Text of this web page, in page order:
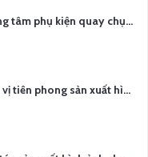
YCN MEDIA – Trung tâm phụ kiện quay chụp tại Hà Nội
YCN MEDIA – Đơn vị tiên phong sản xuất hình ảnh & âm thanh bằng AI tại Hà Nội